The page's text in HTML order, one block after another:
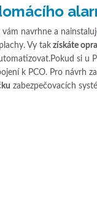
navrhne a
Vy tak získáte
si u
k PCO. Pro návrh
zabezpečovacích